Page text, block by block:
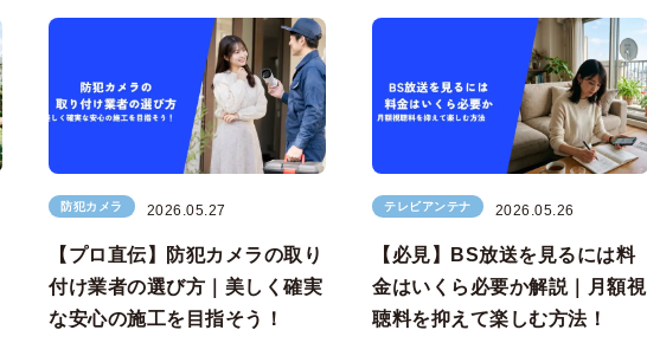
防犯カメラ 2026.05.27
【プロ直伝】防犯カメラの取り
付け業者の選び方｜美しく確実
な安心の施工を目指そう！
テレビアンテナ 2026.05.26
【必見】BS放送を見るには料
金はいくら必要か解説｜月額視
聴料を抑えて楽しむ方法！